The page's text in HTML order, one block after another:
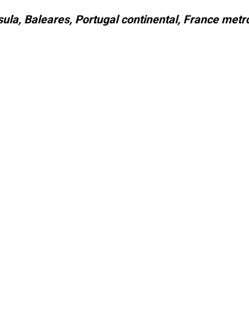
Baleares, Portugal continental, France